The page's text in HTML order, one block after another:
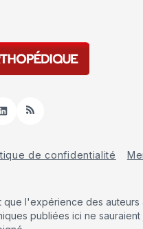
LinkedInRSS
de confidentialité
l'expérience des
publiées ici ne